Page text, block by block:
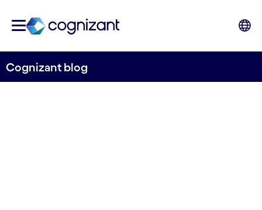
Cognizant blog